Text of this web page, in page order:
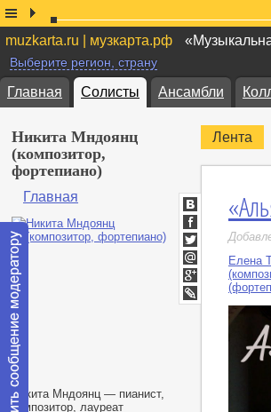
muzkarta.ru | музкарта.рф
Выберите регион, страну
Главная Солисты Ансамбли
Никита Мндоянц
(композитор,
фортепиано)
Главная
Никита Мндоянц — пианист,
композитор, лауреат
Лента
Елена
ВКонтакте
Facebook
Twitter
Мой
Мир
Google+
LiveJournal